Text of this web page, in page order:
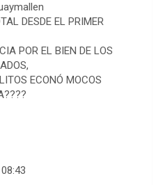
DESDE EL PRIMER
POR EL BIEN DE LOS
ECONÓ MOCOS